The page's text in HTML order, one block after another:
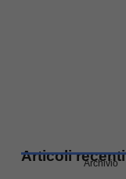
Articoli recenti
Archivio